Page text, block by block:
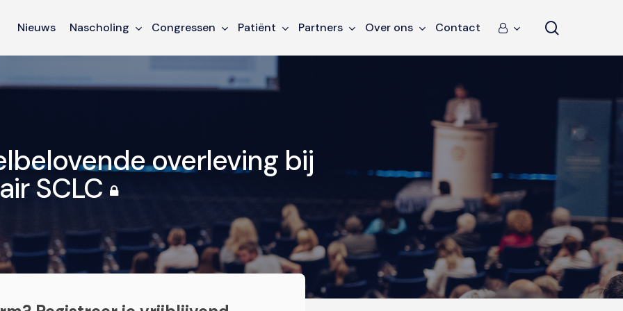
Nieuws Nascholing Congressen Patiënt Partners Over ons Contact
overleving bij
SCLC